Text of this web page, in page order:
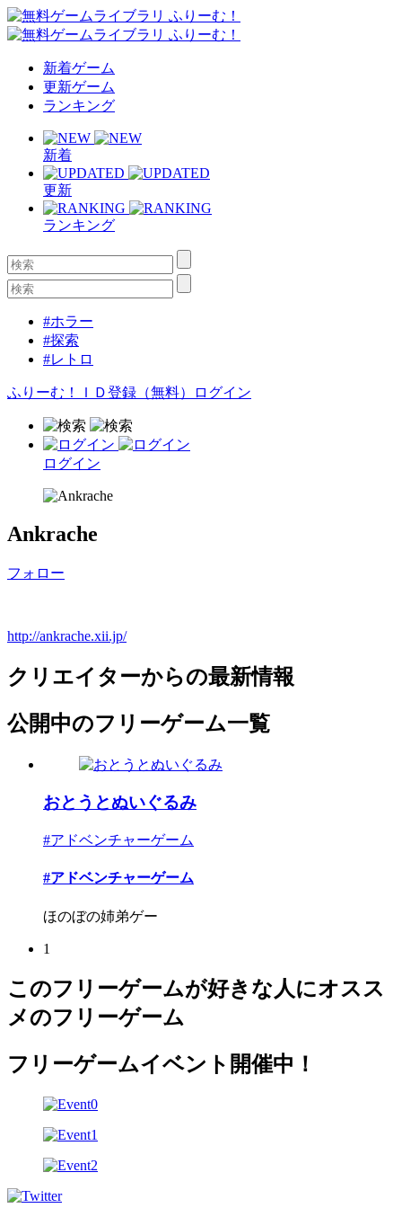
新着ゲーム
更新ゲーム
ランキング
新着
更新
ランキング
#ホラー
#探索
#レトロ
ふりーむ！ＩＤ登録（無料） ログイン
ログイン
Ankrache
フォロー
http://ankrache.xii.jp/
クリエイターからの最新情報
公開中のフリーゲーム一覧
おとうとぬいぐるみ
#アドベンチャーゲーム
#アドベンチャーゲーム
ほのぼの姉弟ゲー
1
このフリーゲームが好きな人にオスス
メのフリーゲーム
フリーゲームイベント開催中！